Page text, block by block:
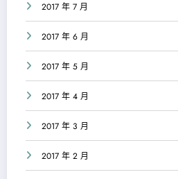
2017 年 7 月
2017 年 6 月
2017 年 5 月
2017 年 4 月
2017 年 3 月
2017 年 2 月